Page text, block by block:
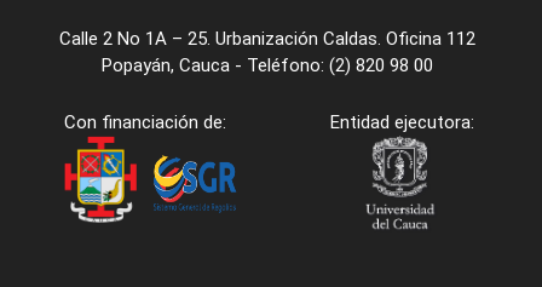
Calle 2 No 1A – 25. Urbanización Caldas. Oficina 112
Popayán, Cauca - Teléfono: (2) 820 98 00
Con financiación de: Entidad ejecutora: